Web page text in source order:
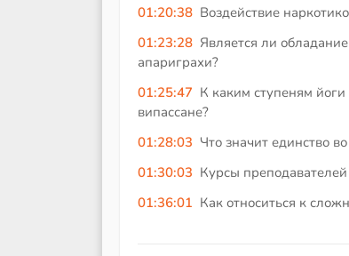
01:20:38 Воздействие
01:23:28 Является ли
апариграхи?
01:25:47 К каким ступеням йоги
випассане?
01:28:03 Что значит единство
01:30:03 Курсы преподавателей
01:36:01 Как относиться к